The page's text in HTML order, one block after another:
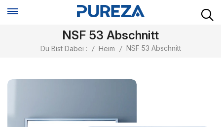
NSF 53 Abschnitt
Du Bist Dabei : / Heim / NSF 53 Abschnitt